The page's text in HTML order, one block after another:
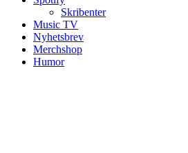
Skribenter
Music TV
Nyhetsbrev
Merchshop
Humor